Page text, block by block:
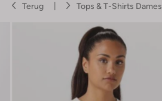
Terug Tops & T-Shirts Dames